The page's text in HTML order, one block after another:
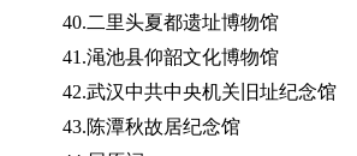
40.二里头夏都遗址博物馆
41.渑池县仰韶文化博物馆
42.武汉中共中央机关旧址纪念馆
43.陈潭秋故居纪念馆